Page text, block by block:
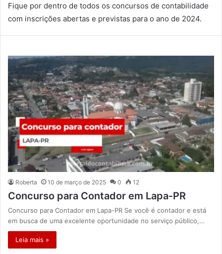
Fique por dentro de todos os concursos de contabilidade
com inscrições abertas e previstas para o ano de 2024.
Roberta 10 de março de 2025 0 12
Concurso para Contador em Lapa-PR
Concurso para Contador em Lapa-PR Se você é contador e está
em busca de uma excelente oportunidade no serviço público,…
Leia mais »